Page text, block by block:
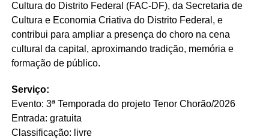
Cultura do Distrito Federal (FAC-DF), da Secretaria de
Cultura e Economia Criativa do Distrito Federal, e
contribui para ampliar a presença do choro na cena
cultural da capital, aproximando tradição, memória e
formação de público.
Serviço:
Evento: 3ª Temporada do projeto Tenor Chorão/2026
Entrada: gratuita
Classificação: livre